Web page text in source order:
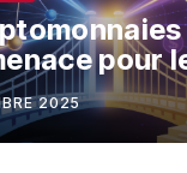
pour
?2025